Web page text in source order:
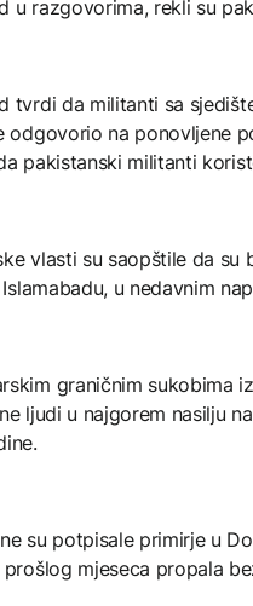
u razgovorima, rekli su
tvrdi da militanti sa
odgovorio na ponovljene
pakistanski militanti
vlasti su saopštile da
u nedavnim
graničnim sukobima
ljudi u najgorem nasilju
su potpisale primirje u
prošlog mjeseca propala